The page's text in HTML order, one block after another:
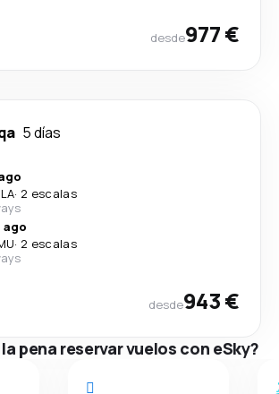
desde977 €
5 días
· 2 escalas
ago
· 2 escalas
desde943 €
pena reservar vuelos con eSky?